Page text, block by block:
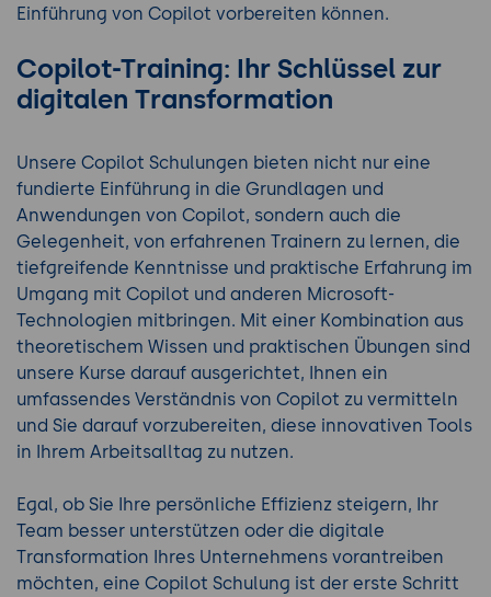
Einführung von Copilot vorbereiten können.
Copilot-Training: Ihr Schlüssel zur
digitalen Transformation
Unsere Copilot Schulungen bieten nicht nur eine
fundierte Einführung in die Grundlagen und
Anwendungen von Copilot, sondern auch die
Gelegenheit, von erfahrenen Trainern zu lernen, die
tiefgreifende Kenntnisse und praktische Erfahrung im
Umgang mit Copilot und anderen Microsoft-
Technologien mitbringen. Mit einer Kombination aus
theoretischem Wissen und praktischen Übungen sind
unsere Kurse darauf ausgerichtet, Ihnen ein
umfassendes Verständnis von Copilot zu vermitteln
und Sie darauf vorzubereiten, diese innovativen Tools
in Ihrem Arbeitsalltag zu nutzen.
Egal, ob Sie Ihre persönliche Effizienz steigern, Ihr
Team besser unterstützen oder die digitale
Transformation Ihres Unternehmens vorantreiben
möchten, eine Copilot Schulung ist der erste Schritt